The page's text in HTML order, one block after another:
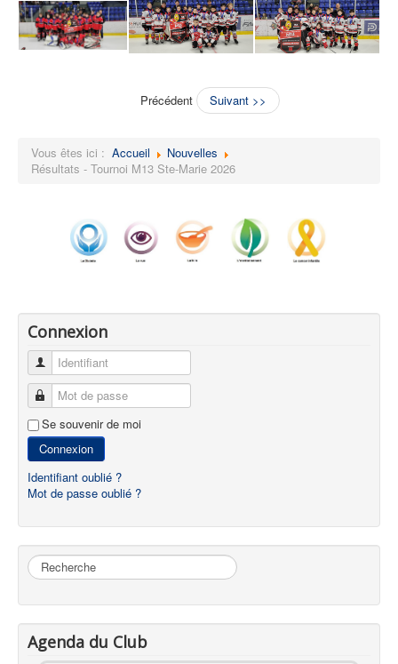
Précédent Suivant >>
Vous êtes ici : Accueil
Nouvelles
Résultats - Tournoi M13 Ste-Marie 2026
Connexion
Identifiant
Mot de passe
Se souvenir de moi
Connexion
Identifiant oublié ?
Mot de passe oublié ?
Rechercher
Agenda du Club